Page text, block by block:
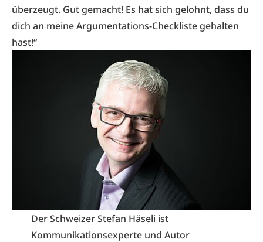
überzeugt. Gut gemacht! Es hat sich gelohnt, dass du
dich an meine Argumentations-Checkliste gehalten
hast!“
Der Schweizer Stefan Häseli ist
Kommunikationsexperte und Autor